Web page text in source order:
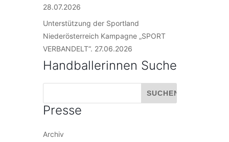
28.07.2026
Unterstützung der Sportland
Niederösterreich Kampagne „SPORT
VERBANDELT“. 27.06.2026
Handballerinnen Suche
Presse
Archiv